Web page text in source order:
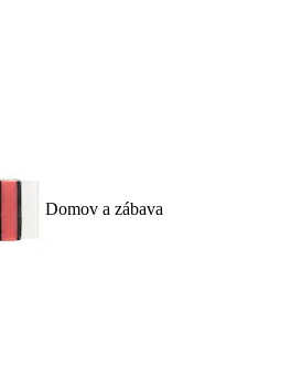
Domov a zábava